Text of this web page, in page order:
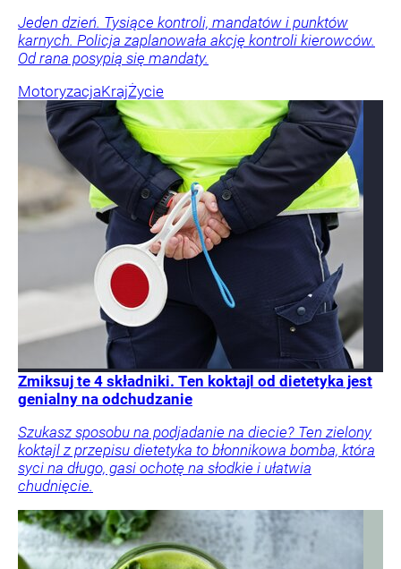
Jeden dzień. Tysiące kontroli, mandatów i punktów
karnych. Policja zaplanowała akcję kontroli kierowców.
Od rana posypią się mandaty.
MotoryzacjaKrajŻycie
Zmiksuj te 4 składniki. Ten koktajl od dietetyka jest
genialny na odchudzanie
Szukasz sposobu na podjadanie na diecie? Ten zielony
koktajl z przepisu dietetyka to błonnikowa bomba, która
syci na długo, gasi ochotę na słodkie i ułatwia
chudnięcie.